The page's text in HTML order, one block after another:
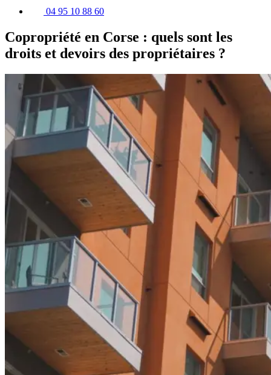
04 95 10 88 60
Copropriété en Corse : quels sont les
droits et devoirs des propriétaires ?